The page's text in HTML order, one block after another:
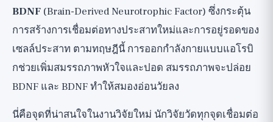
BDNF (Brain-Derived Neurotrophic Factor) ซึ่งกระตุ้น
การสร้างการเชื่อมต่อทางประสาทใหม่และการอยู่รอดของ
เซลล์ประสาท ตามทฤษฎีนี้ การออกกำลังกายแบบแอโรบิ
กช่วยเพิ่มสมรรถภาพหัวใจและปอด สมรรถภาพจะปล่อย
BDNF และ BDNF ทำให้สมองอ่อนวัยลง
นี่คือจุดที่น่าสนใจในงานวิจัยใหม่ นักวิจัยวัดทุกจุดเชื่อมต่อ